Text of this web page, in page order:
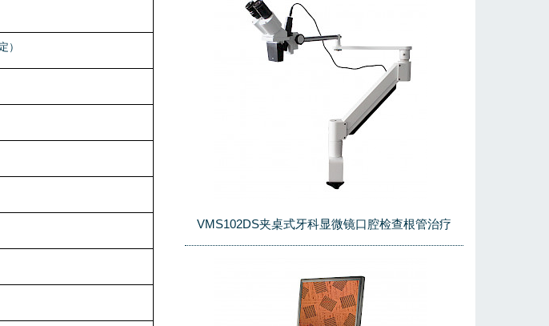
）
VMS102DS夹桌式牙科显微镜口腔检查根管治疗